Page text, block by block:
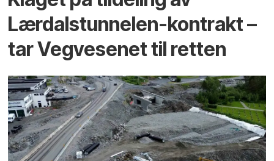
Lærdalstunnelen-kontrakt –
tar Vegvesenet til retten